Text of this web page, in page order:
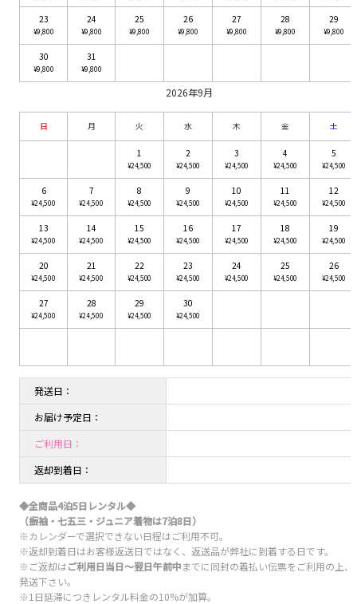
23
¥9,800
24
¥9,800
25
¥9,800
26
¥9,800
27
¥9,800
28
¥9,800
29
¥9,800
30
¥9,800
31
¥9,800
2026年9月
日 月 火 水 木 金 土
1
¥24,500
2
¥24,500
3
¥24,500
4
¥24,500
5
¥24,500
6
¥24,500
7
¥24,500
8
¥24,500
9
¥24,500
10
¥24,500
11
¥24,500
12
¥24,500
13
¥24,500
14
¥24,500
15
¥24,500
16
¥24,500
17
¥24,500
18
¥24,500
19
¥24,500
20
¥24,500
21
¥24,500
22
¥24,500
23
¥24,500
24
¥24,500
25
¥24,500
26
¥24,500
27
¥24,500
28
¥24,500
29
¥24,500
30
¥24,500
発送日：
お届け予定日：
ご利用日：
返却到着日：
◆全商品4泊5日レンタル◆
（振袖・七五三・ジュニア着物は7泊8日）
※カレンダーで選択できない日程はご利用不可。
※返却到着日はお客様返送日ではなく、返送品が弊社に到着する日です。
※ご返却はご利用日当日〜翌日午前中までに同封の着払い伝票をご利用の上、
発送下さい。
※1日延滞につきレンタル料金の10%が加算。